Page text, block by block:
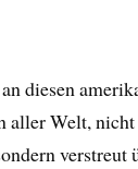
diesen
aller Welt,
verstreut